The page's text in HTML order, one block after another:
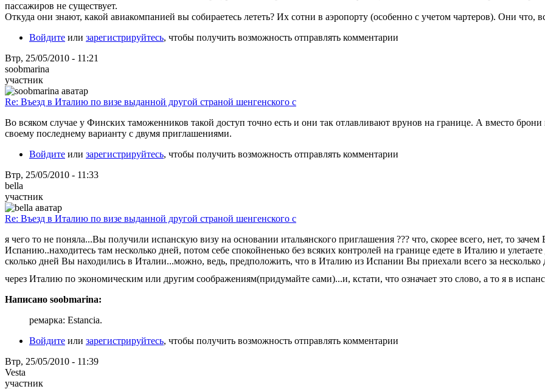
пассажиров не существует.
Откуда они знают, какой авиакомпанией вы собираетесь лететь? Их сотни в аэропорту (особенно с учетом чартеров). Они что,
Войдите или зарегистрируйтесь, чтобы получить возможность отправлять комментарии
Втр, 25/05/2010 - 11:21
soobmarina
участник
Re: Въезд в Италию по визе выданной другой страной шенгенского с
Во всяком случае у Финских таможенников такой доступ точно есть и они так отлавливают врунов на границе. А вместо
своему последнему варианту с двумя приглашениями.
Войдите или зарегистрируйтесь, чтобы получить возможность отправлять комментарии
Втр, 25/05/2010 - 11:33
bella
участник
Re: Въезд в Италию по визе выданной другой страной шенгенского с
я чего то не поняла...Вы получили испанскую визу на основании итальянского приглашения ??? что, скорее всего, нет, то
Испанию..находитесь там несколько дней, потом себе спокойненько без всяких контролей на границе едете в Италию и
сколько дней Вы находились в Италии...можно, ведь, предположить, что в Италию из Испании Вы приехали всего за
через Италию по экономическим или другим соображениям(придумайте сами)...и, кстати, что означает это слово, а то я в
Написано soobmarina:
ремарка: Estancia.
Войдите или зарегистрируйтесь, чтобы получить возможность отправлять комментарии
Втр, 25/05/2010 - 11:39
Vesta
участник